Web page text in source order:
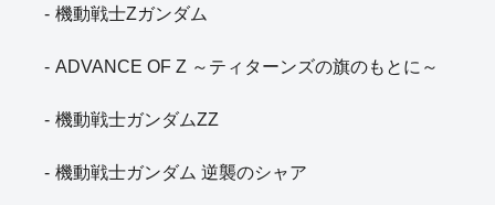
機動戦士Zガンダム
ADVANCE OF Z ～ティターンズの旗のもとに～
機動戦士ガンダムZZ
機動戦士ガンダム 逆襲のシャア